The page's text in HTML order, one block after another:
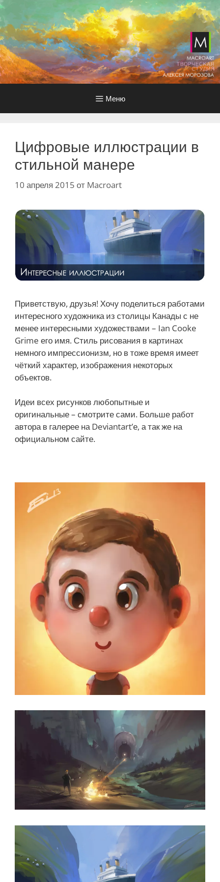
Перейти
к
содержимому
Меню
Цифровые иллюстрации в
стильной манере
10 апреля 2015 от Macroart
Приветствую, друзья! Хочу поделиться работами
интересного художника из столицы Канады с не
менее интересными художествами – Ian Cooke
Grime его имя. Стиль рисования в картинах
немного импрессионизм, но в тоже время имеет
чёткий характер, изображения некоторых
объектов.
Идеи всех рисунков любопытные и
оригинальные – смотрите сами. Больше работ
автора в галерее на Deviantart’е, а так же на
официальном сайте.